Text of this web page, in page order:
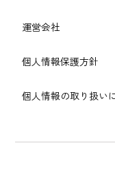
運営会社
個人情報保護方針
個人情報の取り扱い